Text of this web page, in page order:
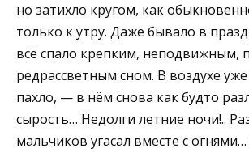
но затихло кругом, как
только к утру. Да­же бывало в
всё спало крепким, неподвижным,
редрассветным сном. В воздухе
пахло, — в нём снова как будто
сырость… Недолги летние ночи!..
мальчиков угасал вместе с